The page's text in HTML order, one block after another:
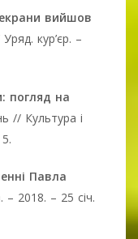
вийшов
кур’єр. –
погляд на
// Культура і
Павла
2018. – 25 січ.